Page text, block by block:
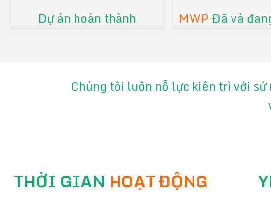
Dự án hoàn thành MWPĐã và
Chúng tôi luôn nỗ lực kiên trì với
THỜI GIAN HOẠT ĐỘNG